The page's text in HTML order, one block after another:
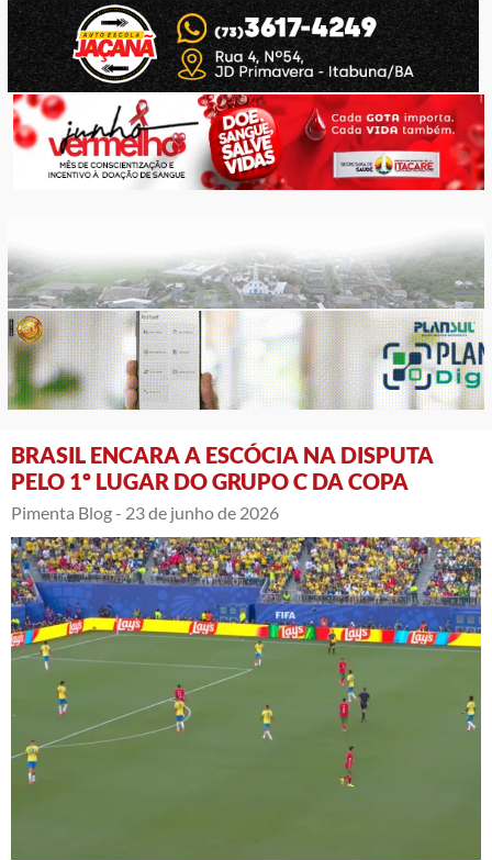
BRASIL ENCARA A ESCÓCIA NA DISPUTA
PELO 1º LUGAR DO GRUPO C DA COPA
Pimenta Blog - 23 de junho de 2026